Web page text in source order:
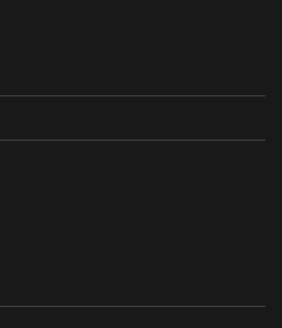
điểm nổi trội của robot